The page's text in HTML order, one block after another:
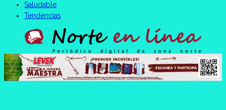
Saludable
Tendencias